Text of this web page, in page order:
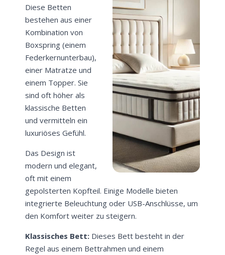
Diese Betten
bestehen aus einer
Kombination von
Boxspring (einem
Federkernunterbau),
einer Matratze und
einem Topper. Sie
sind oft höher als
klassische Betten
und vermitteln ein
luxuriöses Gefühl.
Das Design ist
modern und elegant,
oft mit einem
gepolsterten Kopfteil. Einige Modelle bieten
integrierte Beleuchtung oder USB-Anschlüsse, um
den Komfort weiter zu steigern.
Klassisches Bett: Dieses Bett besteht in der
Regel aus einem Bettrahmen und einem